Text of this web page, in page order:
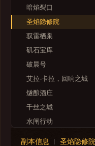
暗焰裂口
圣焰隐修院
驭雷栖巢
矶石宝库
破晨号
艾拉-卡拉，回响之城
燧酿酒庄
千丝之城
水闸行动
副本信息 圣焰隐修院